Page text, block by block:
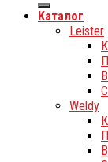
Каталог
Leister
Weldy